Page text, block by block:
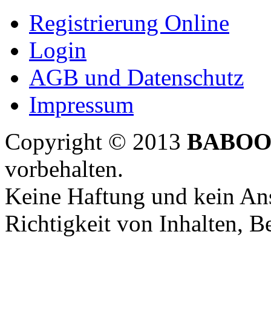
Registrierung Online
Login
AGB und Datenschutz
Impressum
Copyright © 2013
vorbehalten.
Keine Haftung und kein
Richtigkeit von Inhalten,